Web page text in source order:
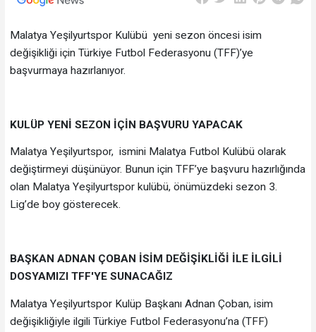
Malatya Yeşilyurtspor Kulübü yeni sezon öncesi isim
değişikliği için Türkiye Futbol Federasyonu (TFF)’ye
başvurmaya hazırlanıyor.
KULÜP YENİ SEZON İÇİN BAŞVURU YAPACAK
Malatya Yeşilyurtspor, ismini Malatya Futbol Kulübü olarak
değiştirmeyi düşünüyor. Bunun için TFF’ye başvuru hazırlığında
olan Malatya Yeşilyurtspor kulübü, önümüzdeki sezon 3.
Lig’de boy gösterecek.
BAŞKAN ADNAN ÇOBAN İSİM DEĞİŞİKLİĞİ İLE İLGİLİ
DOSYAMIZI TFF'YE SUNACAĞIZ
Malatya Yeşilyurtspor Kulüp Başkanı Adnan Çoban, isim
değişikliğiyle ilgili Türkiye Futbol Federasyonu’na (TFF)